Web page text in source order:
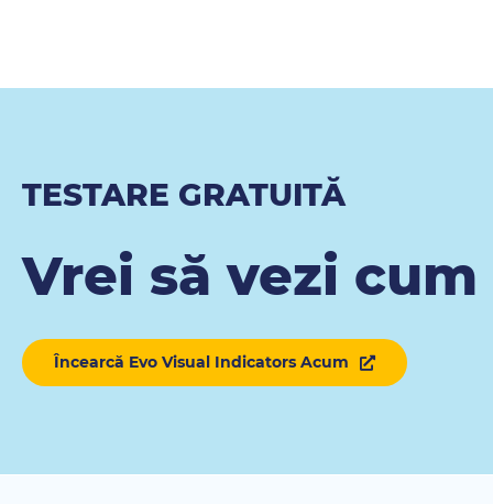
TESTARE GRATUITĂ
Vrei să vezi
Încearcă Evo Visual Indicators Acum